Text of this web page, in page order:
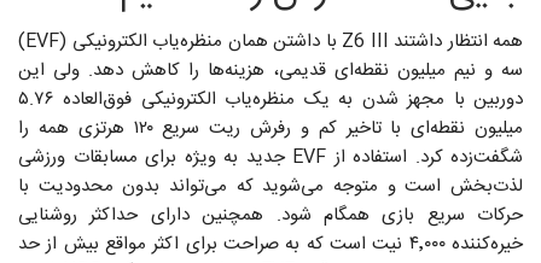
همه انتظار داشتند Z6 III با داشتن همان منظره‌یاب الکترونیکی (EVF)
سه و نیم میلیون نقطه‌ای قدیمی، هزینه‌ها را کاهش دهد. ولی این
دوربین با مجهز شدن به یک منظره‌یاب الکترونیکی فوق‌العاده ۵.۷۶
میلیون نقطه‌ای با تاخیر کم و رفرش ریت سریع ۱۲۰ هرتزی همه را
شگفت‌زده کرد. استفاده از EVF جدید به ویژه برای مسابقات ورزشی
لذت‌بخش است و متوجه می‌شوید که می‌تواند بدون محدودیت با
حرکات سریع بازی همگام شود. همچنین دارای حداکثر روشنایی
خیره‌کننده ۴٬۰۰۰ نیت است که به صراحت برای اکثر مواقع بیش از حد